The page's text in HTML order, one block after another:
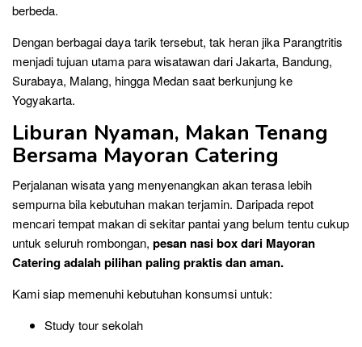
berbeda.
Dengan berbagai daya tarik tersebut, tak heran jika Parangtritis
menjadi tujuan utama para wisatawan dari Jakarta, Bandung,
Surabaya, Malang, hingga Medan saat berkunjung ke
Yogyakarta.
Liburan Nyaman, Makan Tenang
Bersama Mayoran Catering
Perjalanan wisata yang menyenangkan akan terasa lebih
sempurna bila kebutuhan makan terjamin. Daripada repot
mencari tempat makan di sekitar pantai yang belum tentu cukup
untuk seluruh rombongan, pesan nasi box dari Mayoran
Catering adalah pilihan paling praktis dan aman.
Kami siap memenuhi kebutuhan konsumsi untuk:
Study tour sekolah